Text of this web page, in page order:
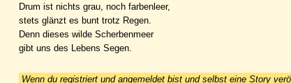
Drum ist nichts grau, noch farbenleer,
stets glänzt es bunt trotz Regen.
Denn dieses wilde Scherbenmeer
gibt uns des Lebens Segen.
Wenn du registriert und angemeldet bist und selbst eine Story